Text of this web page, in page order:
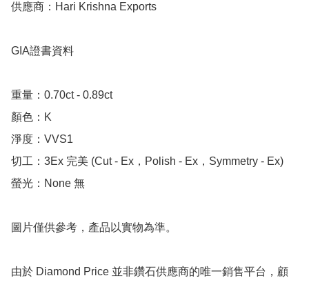
供應商：Hari Krishna Exports
GIA證書資料
重量：0.70ct - 0.89ct
顏色：K
淨度：VVS1
切工：3Ex 完美 (Cut - Ex，Polish - Ex，Symmetry - Ex)
螢光：None 無
圖片僅供參考，產品以實物為準。
由於 Diamond Price 並非鑽石供應商的唯一銷售平台，顧